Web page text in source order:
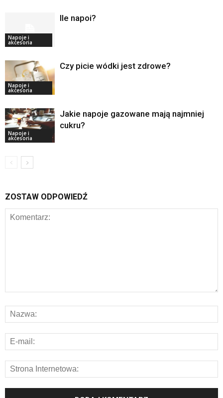
Napoje i
akcesoria
Ile napoi?
Napoje i
akcesoria
Czy picie wódki jest zdrowe?
Napoje i
akcesoria
Jakie napoje gazowane mają najmniej
cukru?
ZOSTAW ODPOWIEDŹ